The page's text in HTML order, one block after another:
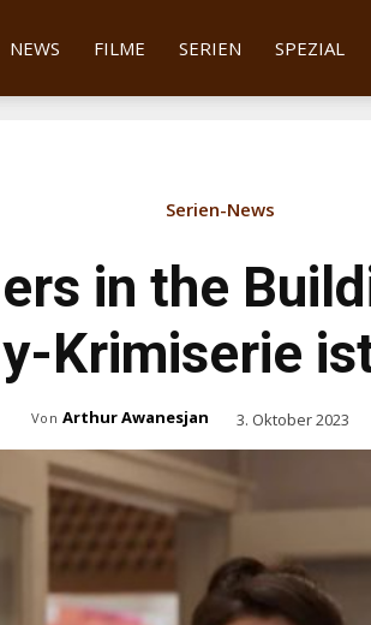
NEWS FILME SERIEN SPEZIAL
Serien-News
in the
Krimiserie
Von Arthur Awanesjan 3. Oktober 2023